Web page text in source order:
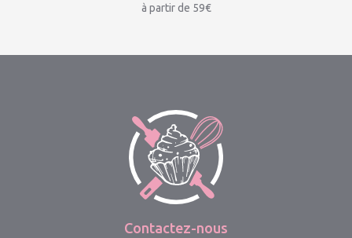
à partir de 59€
Contactez-nous